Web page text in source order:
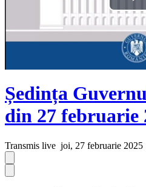
Ședința
din 27 februarie
Transmis live joi, 27 februarie 2025